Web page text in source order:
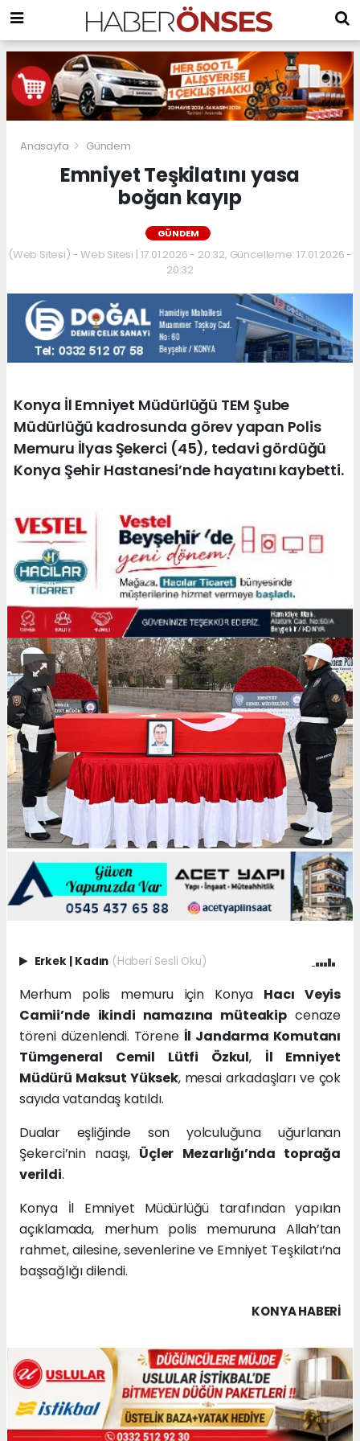
Anasayfa Gündem
Emniyet Teşkilatını yasa
boğan kayıp
GÜNDEM
(Web Sitesi) - Web Sitesi | 17.01.2026 - 20:32, Güncelleme: 17.01.2026 -
20:32
Konya İl Emniyet Müdürlüğü TEM Şube
Müdürlüğü kadrosunda görev yapan Polis
Memuru İlyas Şekerci (45), tedavi gördüğü
Konya Şehir Hastanesi’nde hayatını kaybetti.
Erkek Kadın (Haberi Sesli Oku)
Merhum polis memuru için Konya Hacı Veyis
Camii’nde ikindi namazına müteakipcenaze
töreni düzenlendi. Törene İl Jandarma Komutanı
Tümgeneral Cemil Lütfi Özkul, İl Emniyet
Müdürü Maksut Yüksek, mesai arkadaşları ve çok
sayıda vatandaş katıldı.
Dualar eşliğinde son yolculuğuna uğurlanan
Şekerci’nin naaşı, Üçler Mezarlığı’nda toprağa
verildi.
Konya İl Emniyet Müdürlüğü tarafından yapılan
açıklamada, merhum polis memuruna Allah’tan
rahmet, ailesine, sevenlerine ve Emniyet Teşkilatı’na
başsağlığı dilendi.
KONYA HABERİ